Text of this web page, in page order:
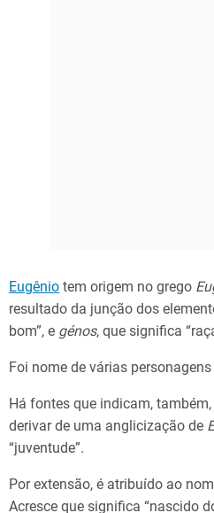
Eugênio tem origem no grego
resultado da junção dos
bom”, e génos, que significa
Foi nome de várias
Há fontes que indicam,
derivar de uma anglicização de
“juventude”.
Por extensão, é atribuído ao
Acresce que significa “nascido